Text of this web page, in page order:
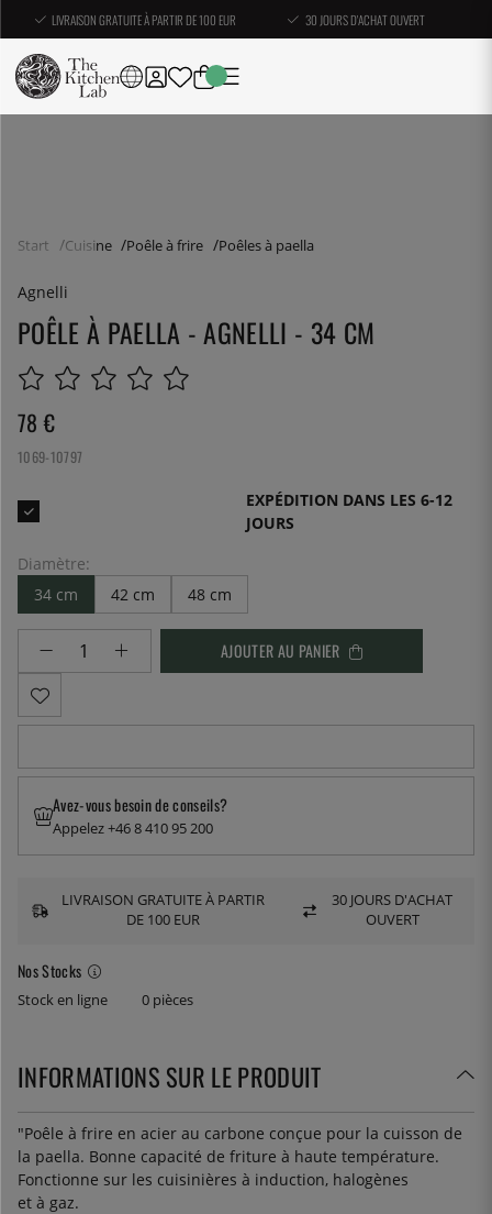
LIVRAISON GRATUITE À PARTIR DE 100 EUR 30 JOURS D'ACHAT OUVERT
Start Cuisine Poêle à frire Poêles à paella
Agnelli
POÊLE À PAELLA - AGNELLI - 34 CM
78 €
1069-10797
EXPÉDITION DANS LES 6-12
JOURS
Diamètre:
34 cm
42 cm 48 cm
AJOUTER AU PANIER
Nos Stocks
Stock en ligne 0 pièces
Avez-vous besoin de conseils?
Appelez +46 8 410 95 200
LIVRAISON GRATUITE À PARTIR
DE 100 EUR
30 JOURS D'ACHAT
OUVERT
INFORMATIONS SUR LE PRODUIT
"Poêle à frire en acier au carbone conçue pour la cuisson de
la paella. Bonne capacité de friture à haute température.
Fonctionne sur les cuisinières à induction, halogènes
et à gaz.